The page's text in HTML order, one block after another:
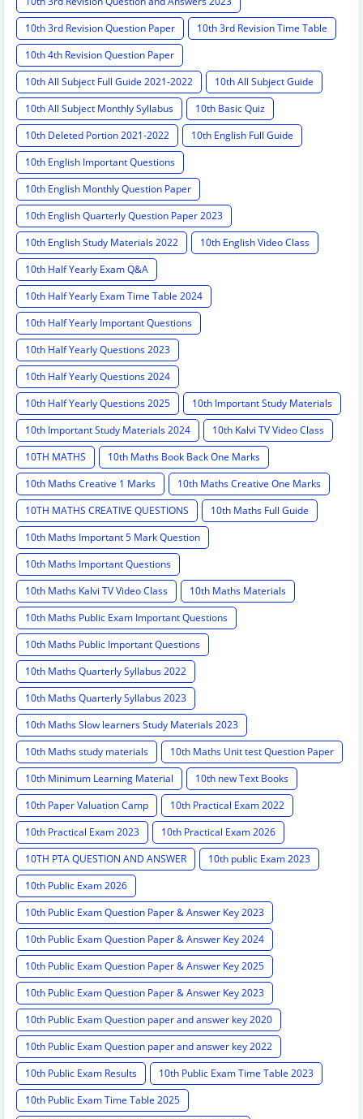
10th 3rd Revision Question Paper
10th 3rd Revision Time Table
10th 4th Revision Question Paper
10th All Subject Full Guide 2021-2022
10th All Subject Guide
10th All Subject Monthly Syllabus
10th Basic Quiz
10th Deleted Portion 2021-2022
10th English Full Guide
10th English Important Questions
10th English Monthly Question Paper
10th English Quarterly Question Paper 2023
10th English Study Materials 2022
10th English Video Class
10th Half Yearly Exam Q&A
10th Half Yearly Exam Time Table 2024
10th Half Yearly Important Questions
10th Half Yearly Questions 2023
10th Half Yearly Questions 2024
10th Half Yearly Questions 2025
10th Important Study Materials
10th Important Study Materials 2024
10th Kalvi TV Video Class
10TH MATHS
10th Maths Book Back One Marks
10th Maths Creative 1 Marks
10th Maths Creative One Marks
10TH MATHS CREATIVE QUESTIONS
10th Maths Full Guide
10th Maths Important 5 Mark Question
10th Maths Important Questions
10th Maths Kalvi TV Video Class
10th Maths Materials
10th Maths Public Exam Important Questions
10th Maths Public Important Questions
10th Maths Quarterly Syllabus 2022
10th Maths Quarterly Syllabus 2023
10th Maths Slow learners Study Materials 2023
10th Maths study materials
10th Maths Unit test Question Paper
10th Minimum Learning Material
10th new Text Books
10th Paper Valuation Camp
10th Practical Exam 2022
10th Practical Exam 2023
10th Practical Exam 2026
10TH PTA QUESTION AND ANSWER
10th public Exam 2023
10th Public Exam 2026
10th Public Exam Question Paper & Answer Key 2023
10th Public Exam Question Paper & Answer Key 2024
10th Public Exam Question Paper & Answer Key 2025
10th Public Exam Question Paper & Answer Key 2023
10th Public Exam Question paper and answer key 2020
10th Public Exam Question paper and answer key 2022
10th Public Exam Results
10th Public Exam Time Table 2023
10th Public Exam Time Table 2025